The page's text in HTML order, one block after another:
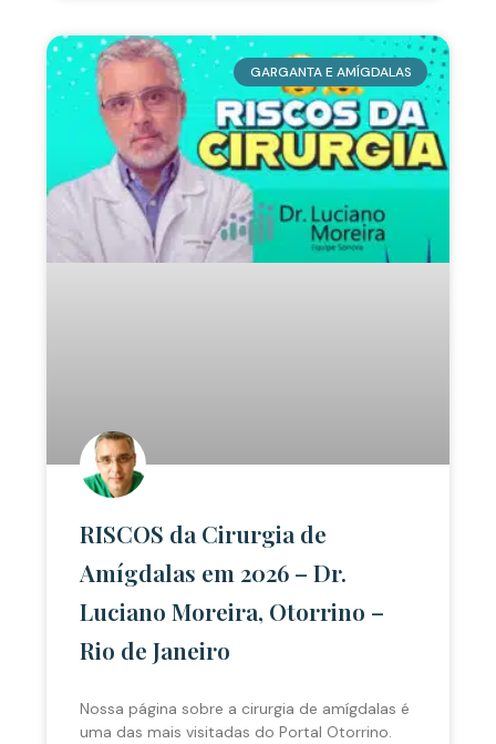
GARGANTA E AMÍGDALAS
RISCOS da Cirurgia de
Amígdalas em 2026 – Dr.
Luciano Moreira, Otorrino –
Rio de Janeiro
Nossa página sobre a cirurgia de amígdalas é
uma das mais visitadas do Portal Otorrino.